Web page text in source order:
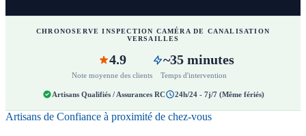
CHRONOSERVE INSPECTION CAMÉRA DE CANALISATION
VERSAILLES
4.9
Note moyenne des clients
~35 minutes
Temps d'intervention
Artisans Qualifiés / Assurances RC 24h/24 - 7j/7 (Même fériés)
Artisans de Confiance à proximité de chez-vous